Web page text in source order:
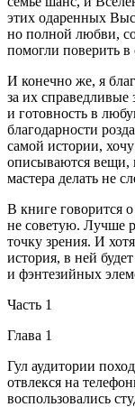
этих одаренных
но полной любви,
помогли поверить
И конечно же, я
за их
и готовность в
благодарности
самой истории,
описываются вещи,
мастера делать не
В книге говорится
не советую. Лучше
точку зрения. И
история, в ней
и фэнтезийных
Часть 1
Глава 1
Гул аудитории
отвлекся на
воспользовались